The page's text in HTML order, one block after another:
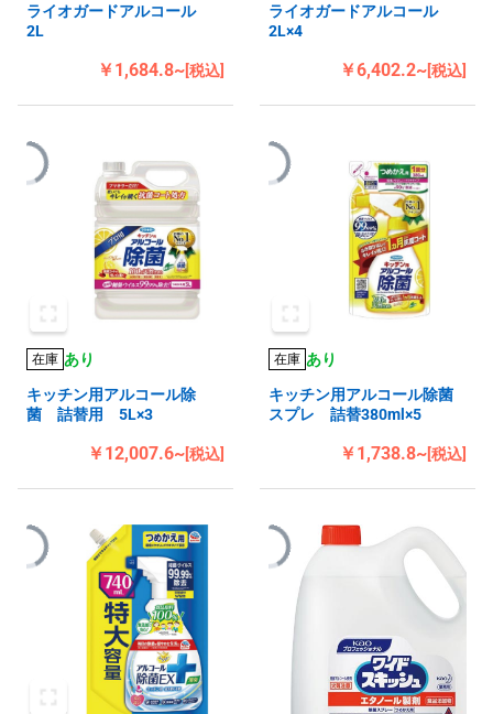
ライオガードアルコール
2L
￥1,684.8~[税込]
ライオガードアルコール
2L×4
￥6,402.2~[税込]
在庫 あり
キッチン用アルコール除
菌 詰替用 5L×3
￥12,007.6~[税込]
在庫 あり
キッチン用アルコール除菌
スプレ 詰替380ml×5
￥1,738.8~[税込]